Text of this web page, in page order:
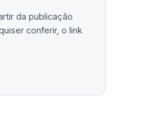
da publicação
conferir, o link